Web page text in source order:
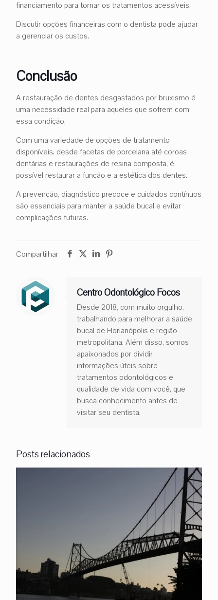
financiamento para tornar os tratamentos acessíveis.
Discutir opções financeiras com o dentista pode ajudar
a gerenciar os custos.
Conclusão
A restauração de dentes desgastados por bruxismo é
uma necessidade real para aqueles que sofrem com
essa condição.
Com uma variedade de opções de tratamento
disponíveis, desde facetas de porcelana até coroas
dentárias e restaurações de resina composta, é
possível restaurar a função e a estética dos dentes.
A prevenção, diagnóstico precoce e cuidados contínuos
são essenciais para manter a saúde bucal e evitar
complicações futuras.
Compartilhar
Centro Odontológico Focos
Desde 2018, com muito orgulho,
trabalhando para melhorar a saúde
bucal de Florianópolis e região
metropolitana. Além disso, somos
apaixonados por dividir
informações úteis sobre
tratamentos odontológicos e
qualidade de vida com você, que
busca conhecimento antes de
visitar seu dentista.
Posts relacionados